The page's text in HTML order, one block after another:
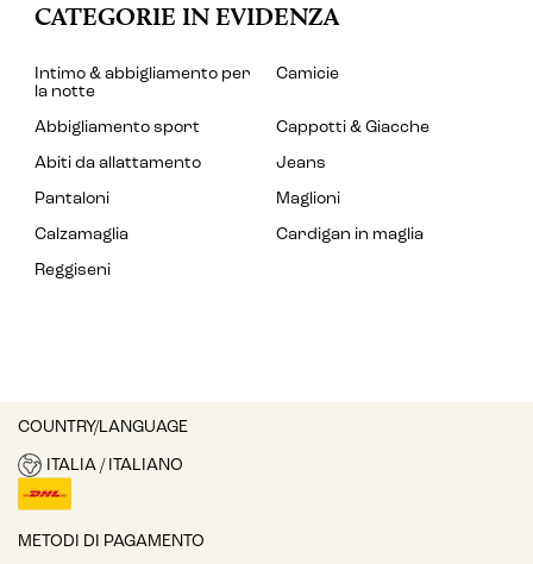
CATEGORIE IN EVIDENZA
Intimo & abbigliamento per
la notte
Camicie
Abbigliamento sport
Cappotti & Giacche
Abiti da allattamento
Jeans
Pantaloni
Maglioni
Calzamaglia
Cardigan in maglia
Reggiseni
COUNTRY/LANGUAGE
ITALIA / ITALIANO
METODI DI PAGAMENTO